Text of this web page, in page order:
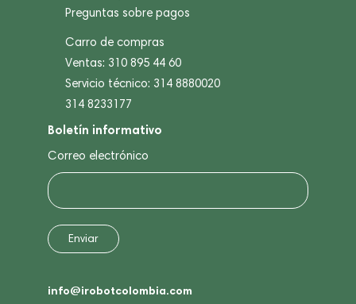
Preguntas sobre pagos
Carro de compras
Ventas: 310 895 44 60
Servicio técnico: 314 8880020
314 8233177
Boletín informativo
Correo electrónico
info@irobotcolombia.com